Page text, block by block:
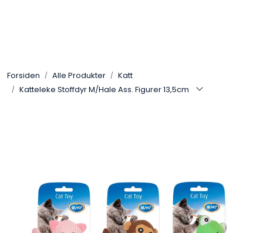
Forsiden Alle Produkter
Katt
Katteleke Stoffdyr M/Hale Ass. Figurer 13,5cm
Leverandører